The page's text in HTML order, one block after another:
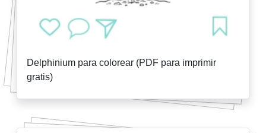
Delphinium para colorear (PDF para imprimir
gratis)